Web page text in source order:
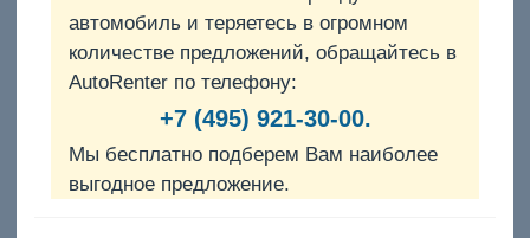
автомобиль и теряетесь в огромном
количестве предложений, обращайтесь в
AutoRenter по телефону:
+7 (495) 921-30-00.
Мы бесплатно подберем Вам наиболее
выгодное предложение.